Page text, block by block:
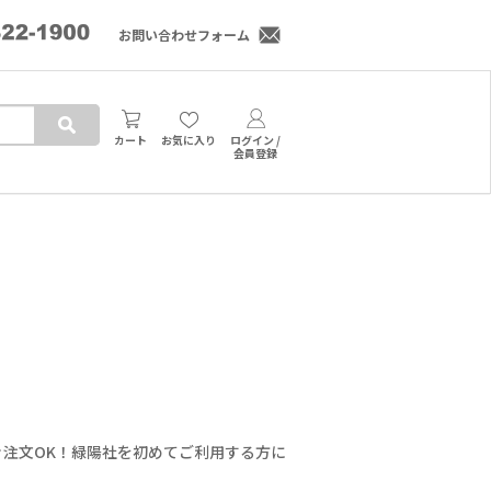
お問い合わせフォーム
カート お気に入り
ログイン /
会員登録
文OK！緑陽社を初めてご利用する方に